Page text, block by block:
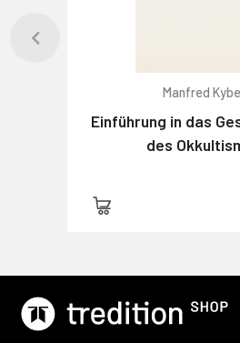
Manfred
Einführung in das
des